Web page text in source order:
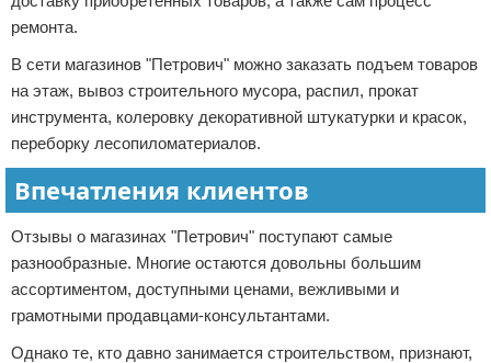
ремонта.
В сети магазинов "Петрович" можно заказать подъем товаров
на этаж, вывоз строительного мусора, распил, прокат
инструмента, колеровку декоративной штукатурки и красок,
переборку лесопиломатериалов.
Впечатления клиентов
Отзывы о магазинах "Петрович" поступают самые
разнообразные. Многие остаются довольны большим
ассортиментом, доступными ценами, вежливыми и
грамотными продавцами-консультантами.
Однако те, кто давно занимается строительством, признают,